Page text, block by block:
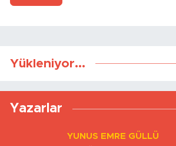
Yükleniyor...
Yazarlar
YUNUS EMRE GÜLLÜ